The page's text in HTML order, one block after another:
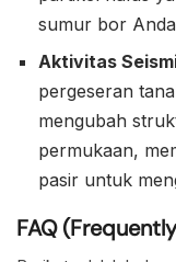
sumur bor
Aktivitas
pergeseran
mengubah
permukaan,
pasir untuk
FAQ